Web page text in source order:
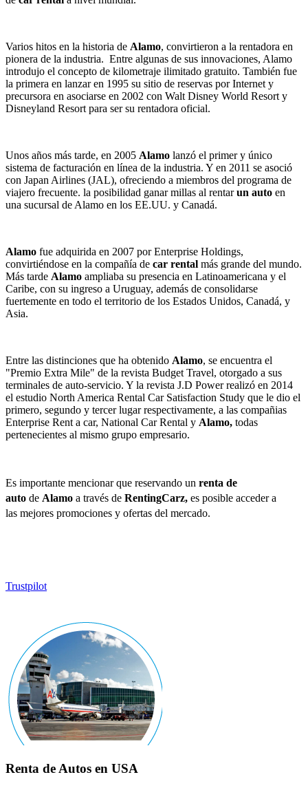
Varios hitos en la historia de Alamo, convirtieron a la rentadora en
pionera de la industria. Entre algunas de sus innovaciones, Alamo
introdujo el concepto de kilometraje ilimitado gratuito. También fue
la primera en lanzar en 1995 su sitio de reservas por Internet y
precursora en asociarse en 2002 con Walt Disney World Resort y
Disneyland Resort para ser su rentadora oficial.
Unos años más tarde, en 2005 Alamo lanzó el primer y único
sistema de facturación en línea de la industria. Y en 2011 se asoció
con Japan Airlines (JAL), ofreciendo a miembros del programa de
viajero frecuente. la posibilidad ganar millas al rentarun auto en
una sucursal de Alamo en los EE.UU. y Canadá.
Alamo fue adquirida en 2007 por Enterprise Holdings,
convirtiéndose en la compañía de car rental más grande del mundo.
Más tarde Alamo ampliaba su presencia en Latinoamericana y el
Caribe, con su ingreso a Uruguay, además de consolidarse
fuertemente en todo el territorio de los Estados Unidos, Canadá, y
Asia.
Entre las distinciones que ha obtenido Alamo, se encuentra el
"Premio Extra Mile" de la revista Budget Travel, otorgado a sus
terminales de auto-servicio. Y la revista J.D Power realizó en 2014
el estudio North America Rental Car Satisfaction Study que le dio el
primero, segundo y tercer lugar respectivamente, a las compañias
Enterprise Rent a car, National Car Rental y Alamo, todas
pertenecientes al mismo grupo empresario.
Es importante mencionar que reservando un renta de
auto de Alamo a través de RentingCarz, es posible acceder a
las mejores promociones y ofertas del mercado.
Trustpilot
Renta de Autos en USA